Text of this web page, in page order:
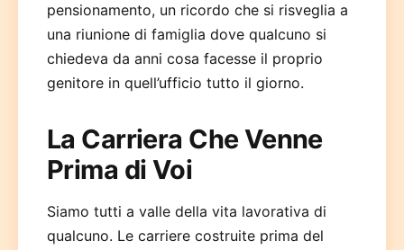
pensionamento, un ricordo che si risveglia a
una riunione di famiglia dove qualcuno si
chiedeva da anni cosa facesse il proprio
genitore in quell’ufficio tutto il giorno.
La Carriera Che Venne
Prima di Voi
Siamo tutti a valle della vita lavorativa di
qualcuno. Le carriere costruite prima del